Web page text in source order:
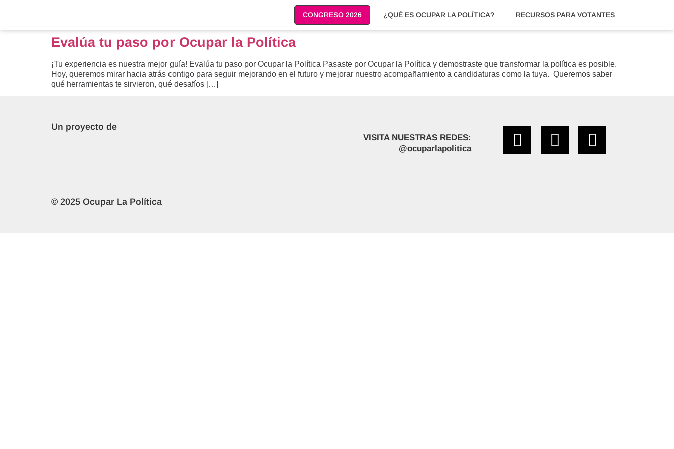
CONGRESO 2026 ¿QUÉ ES OCUPAR LA POLÍTICA? RECURSOS PARA VOTANTES
Evalúa tu paso por Ocupar la Política
¡Tu experiencia es nuestra mejor guía! Evalúa tu paso por Ocupar la Política Pasaste por Ocupar la Política y demostraste que transformar la política es posible.
Hoy, queremos mirar hacia atrás contigo para seguir mejorando en el futuro y mejorar nuestro acompañamiento a candidaturas como la tuya. Queremos saber
qué herramientas te sirvieron, qué desafíos […]
Un proyecto de
VISITA NUESTRAS REDES:
@ocuparlapolitica
© 2025 Ocupar La Política